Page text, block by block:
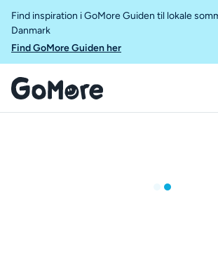
Find inspiration i GoMore Guiden til lokale
Danmark
Find GoMore Guiden her